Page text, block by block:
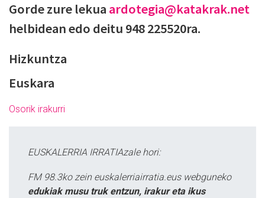
Gorde zure lekua ardotegia@katakrak.net
helbidean edo deitu 948 225520ra.
Hizkuntza
Euskara
Osorik irakurri
EUSKALERRIA IRRATIAzale hori:
FM 98.3ko zein euskalerriairratia.eus webguneko
edukiak musu truk entzun, irakur eta ikus